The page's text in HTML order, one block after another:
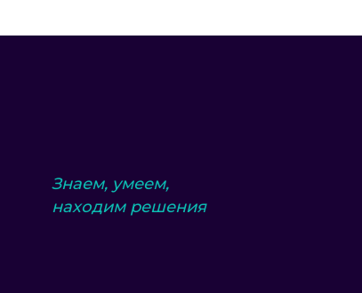
Знаем, умеем,
находим решения